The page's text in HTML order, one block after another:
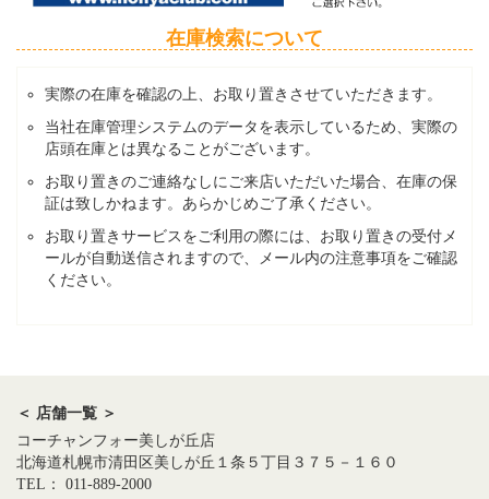
在庫検索について
実際の在庫を確認の上、お取り置きさせていただきます。
当社在庫管理システムのデータを表示しているため、実際の
店頭在庫とは異なることがございます。
お取り置きのご連絡なしにご来店いただいた場合、在庫の保
証は致しかねます。あらかじめご了承ください。
お取り置きサービスをご利用の際には、お取り置きの受付メ
ールが自動送信されますので、メール内の注意事項をご確認
ください。
＜ 店舗一覧 ＞
コーチャンフォー美しが丘店
北海道札幌市清田区美しが丘１条５丁目３７５－１６０
TEL： 011-889-2000